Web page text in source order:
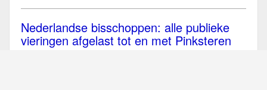
Nederlandse bisschoppen: alle publieke
vieringen afgelast tot en met Pinksteren